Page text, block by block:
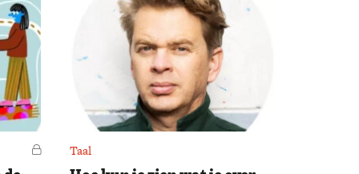
Voor leden
Taal